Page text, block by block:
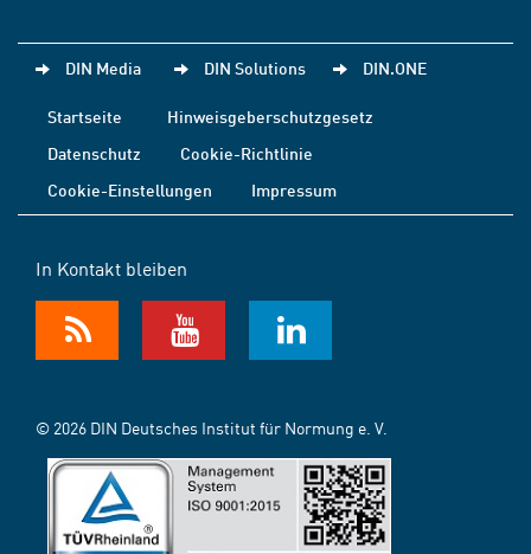
DIN Media DIN Solutions DIN.ONE
Startseite
Hinweisgeberschutzgesetz
Datenschutz
Cookie-Richtlinie
Cookie-Einstellungen
Impressum
In Kontakt bleiben
© 2026 DIN Deutsches Institut für Normung e. V.